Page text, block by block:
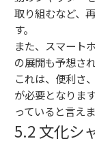
取り組むなど、
す。
また、スマート
の展開も予想さ
これは、便利さ
が必要となりま
っていると言えま
5.2 文化シ